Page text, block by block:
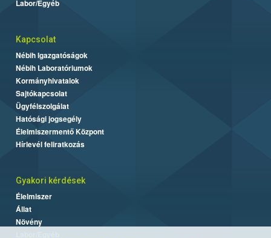
Labor/Egyéb
Kapcsolat
Nébih Igazgatóságok
Nébih Laboratóriumok
Kormányhivatalok
Sajtókapcsolat
Ügyfélszolgálat
Hatósági jogsegély
Élelmiszermentő Központ
Hírlevél feliratkozás
Gyakori kérdések
Élelmiszer
Állat
Növény